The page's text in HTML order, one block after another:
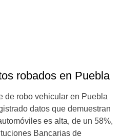
robados en Puebla
de robo vehicular en Puebla
datos que demuestran
es alta, de un 58%,
Bancarias de